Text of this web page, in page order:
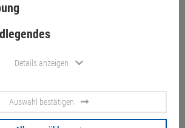
DP KVMP
USB 3.0
Details anzeigen
Auswahl bestätigen